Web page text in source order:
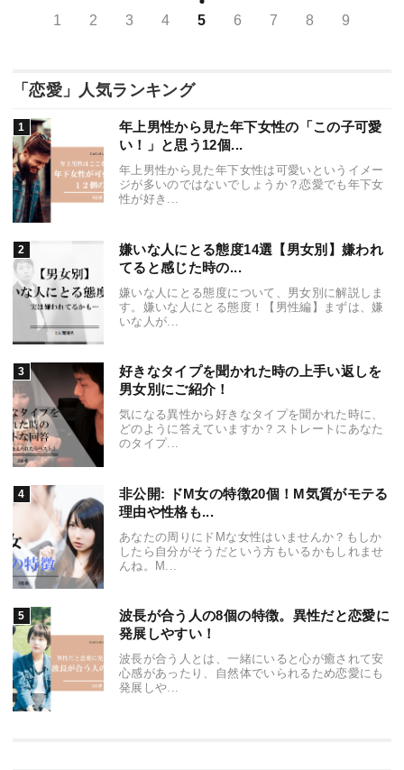
1 2 3 4 5 6 7 8 9
「恋愛」人気ランキング
年上男性から見た年下女性の「この子可愛
い！」と思う12個...
年上男性から見た年下女性は可愛いというイメー
ジが多いのではないでしょうか？恋愛でも年下女
性が好き...
嫌いな人にとる態度14選【男女別】嫌われ
てると感じた時の...
嫌いな人にとる態度について、男女別に解説しま
す。嫌いな人にとる態度！【男性編】まずは、嫌
いな人が...
好きなタイプを聞かれた時の上手い返しを
男女別にご紹介！
気になる異性から好きなタイプを聞かれた時に、
どのように答えていますか？ストレートにあなた
のタイプ...
非公開: ドM女の特徴20個！M気質がモテる
理由や性格も...
あなたの周りにドMな女性はいませんか？もしか
したら自分がそうだという方もいるかもしれませ
んね。M...
波長が合う人の8個の特徴。異性だと恋愛に
発展しやすい！
波長が合う人とは、一緒にいると心が癒されて安
心感があったり、自然体でいられるため恋愛にも
発展しや...